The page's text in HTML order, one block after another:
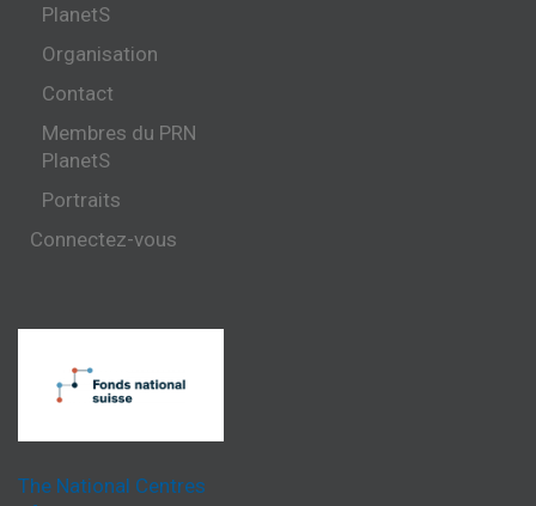
PlanetS
Organisation
Contact
Membres du PRN
PlanetS
Portraits
Connectez-vous
The National Centres